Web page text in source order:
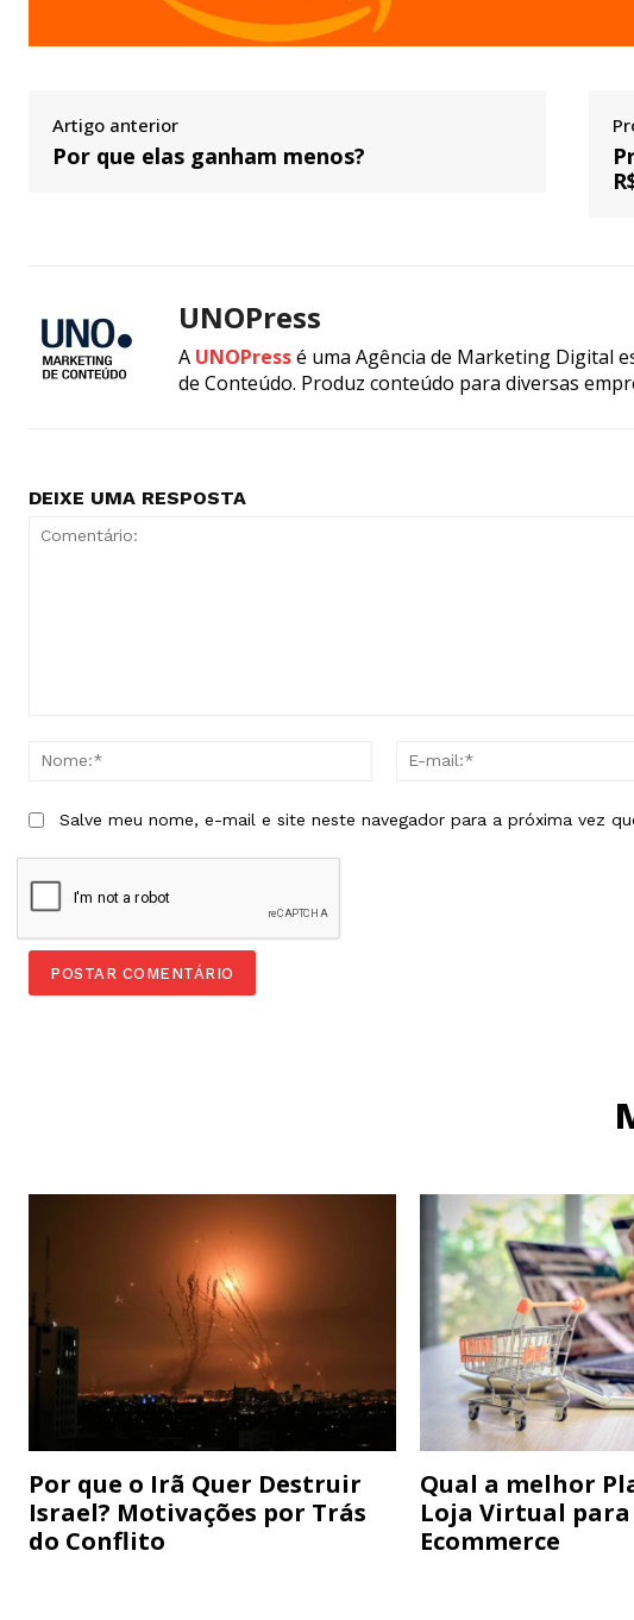
Artigo anterior
Por que elas ganham menos?
UNOPress
A UNOPressé uma Agência de Marketing Digital
de Conteúdo. Produz conteúdo para diversas
DEIXE UMA RESPOSTA
Nome:*
Salve meu nome, e-mail e site neste navegador para a próxima vez
Por que o Irã Quer Destruir
Israel? Motivações por Trás
do Conflito
Qual a melhor
Loja Virtual para
Ecommerce